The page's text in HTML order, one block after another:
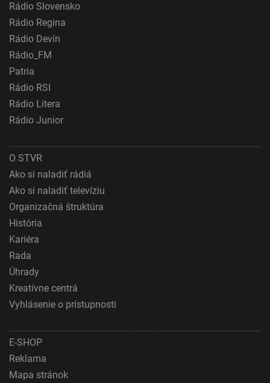
Výkonostné
Funkčné
Reklama
Rádio Slovensko
Rádio Regina
Rádio Devín
Rádio_FM
Patria
Rádio RSI
Rádio Litera
Rádio Junior
O STVR
Ako si naladiť rádiá
Ako si naladiť televíziu
Organizačná štruktúra
História
Kariéra
Rada
Úhrady
Kreatívne centrá
Vyhlásenie o prístupnosti
E-SHOP
Reklama
Mapa stránok